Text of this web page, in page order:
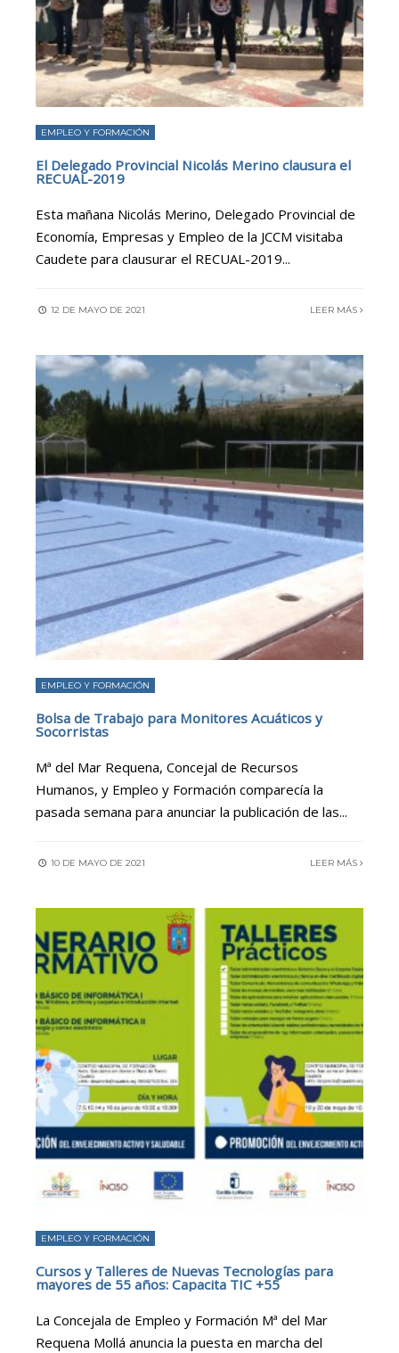
EMPLEO Y FORMACIÓN
El Delegado Provincial Nicolás Merino clausura el
RECUAL-2019
Esta mañana Nicolás Merino, Delegado Provincial de
Economía, Empresas y Empleo de la JCCM visitaba
Caudete para clausurar el RECUAL-2019...
12 DE MAYO DE 2021 LEER MÁS
EMPLEO Y FORMACIÓN
Bolsa de Trabajo para Monitores Acuáticos y
Socorristas
Mª del Mar Requena, Concejal de Recursos
Humanos, y Empleo y Formación comparecía la
pasada semana para anunciar la publicación de las...
10 DE MAYO DE 2021 LEER MÁS
EMPLEO Y FORMACIÓN
Cursos y Talleres de Nuevas Tecnologías para
mayores de 55 años: Capacita TIC +55
La Concejala de Empleo y Formación Mª del Mar
Requena Mollá anuncia la puesta en marcha del